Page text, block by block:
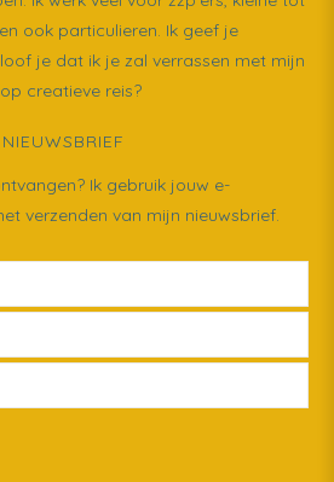
ook particulieren. Ik geef je
je dat ik je zal verrassen met mijn
creatieve reis?
NIEUWSBRIEF
Ik gebruik jouw e-
verzenden van mijn nieuwsbrief.